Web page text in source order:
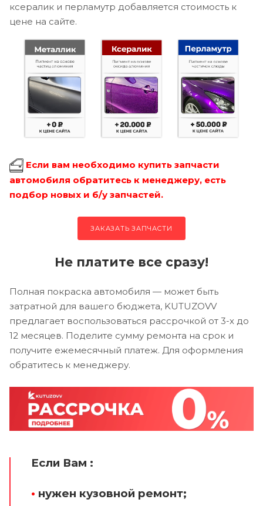
ксералик и перламутр добавляется стоимость к
цене на сайте.
Если вам необходимо купить запчасти
автомобиля обратитесь к менеджеру, есть
подбор новых и б/у запчастей.
ЗАКАЗАТЬ ЗАПЧАСТИ
Не платите все сразу!
Полная покраска автомобиля — может быть
затратной для вашего бюджета, KUTUZOVV
предлагает воспользоваться рассрочкой от 3-х до
12 месяцев. Поделите сумму ремонта на срок и
получите ежемесячный платеж. Для оформления
обратитесь к менеджеру.
Если Вам :
• нужен кузовной ремонт;